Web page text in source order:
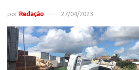
por Redação 27/04/2023